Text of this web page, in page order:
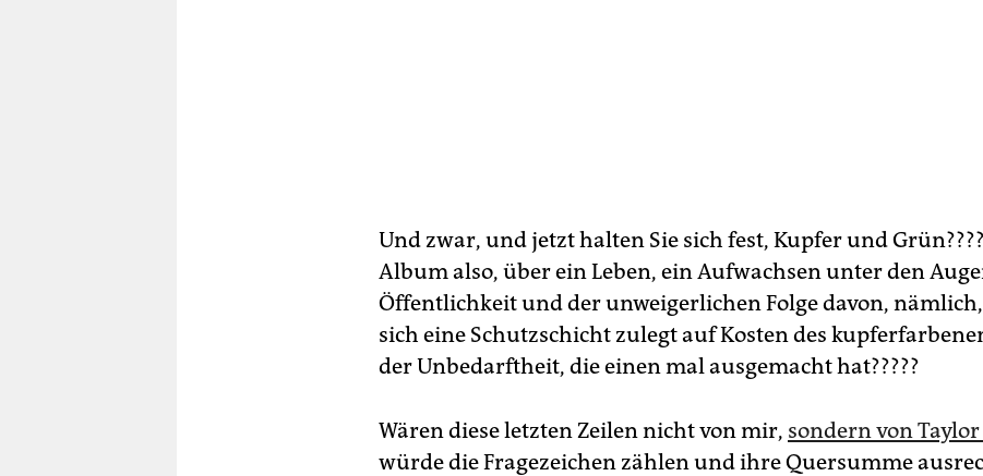
Und zwar, und jetzt halten Sie sich fest, Kupfer und
Album also, über ein Leben, ein Aufwachsen unter den
Öffentlichkeit und der unweigerlichen Folge davon,
sich eine Schutzschicht zulegt auf Kosten des
der Unbedarftheit, die einen mal ausgemacht hat?????
Wären diese letzten Zeilen nicht von mir, sondern von
würde die Frage­zeichen zählen und ihre Quersumme